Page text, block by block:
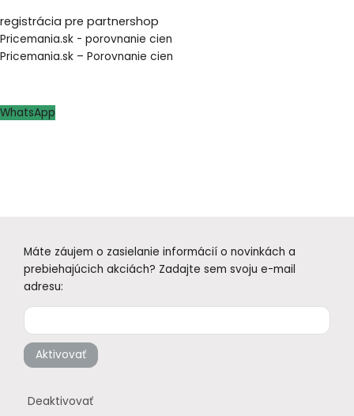
registrácia pre partnershop
Pricemania.sk - porovnanie cien
Pricemania.sk – Porovnanie cien
WhatsApp
Máte záujem o zasielanie informácií o novinkách a
prebiehajúcich akciách? Zadajte sem svoju e-mail
adresu:
Aktivovať
Deaktivovať